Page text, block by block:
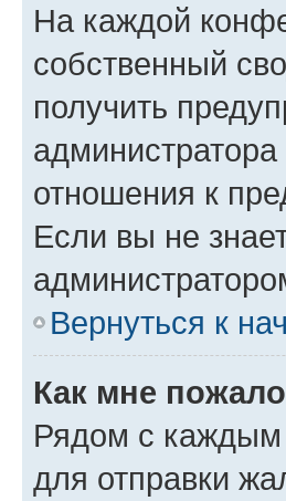
На каждой
собственный
получить
отношения к
Если вы не
Вернуться к
Как мне
Рядом с каждым
для отправки